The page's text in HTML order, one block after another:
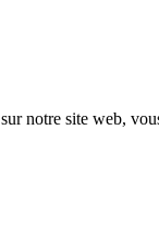
sur notre site web,